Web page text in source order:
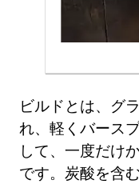
ビルドとは、グ
れ、軽くバース
して、一度だけ
です。炭酸を含